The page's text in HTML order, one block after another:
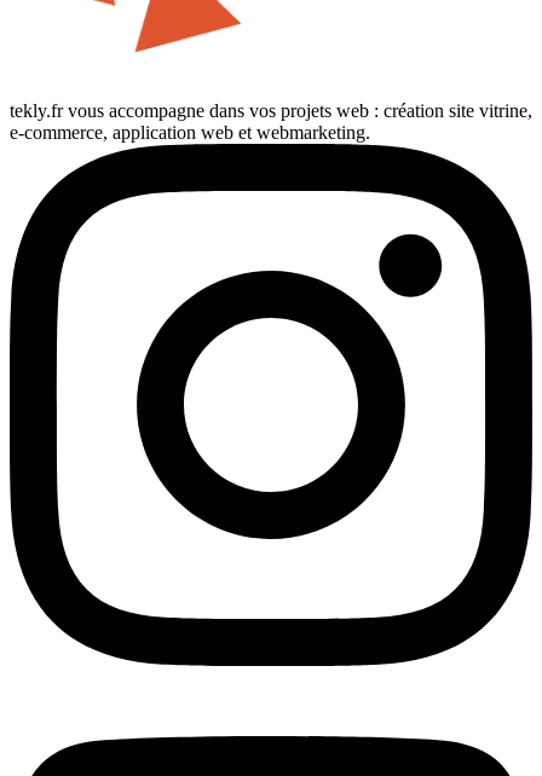
tekly.fr vous accompagne dans vos projets web : création site vitrine,
e-commerce, application web et webmarketing.